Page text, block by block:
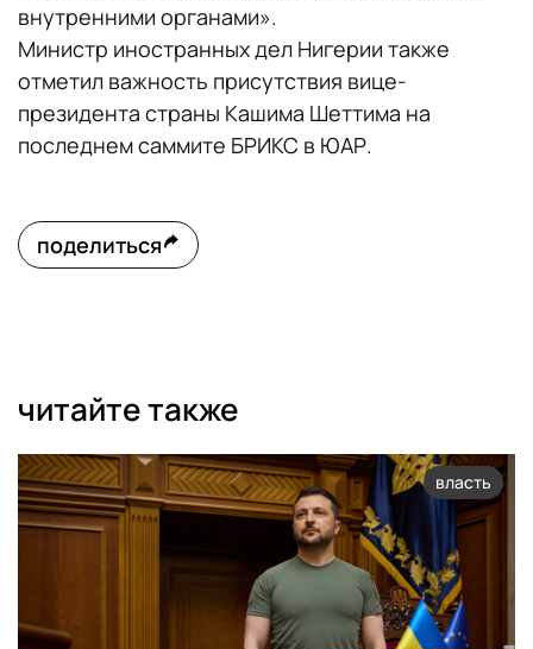
внутренними органами».
Министр иностранных дел Нигерии также
отметил важность присутствия вице-
президента страны Кашима Шеттима на
последнем саммите БРИКС в ЮАР.
поделиться
читайте также
власть